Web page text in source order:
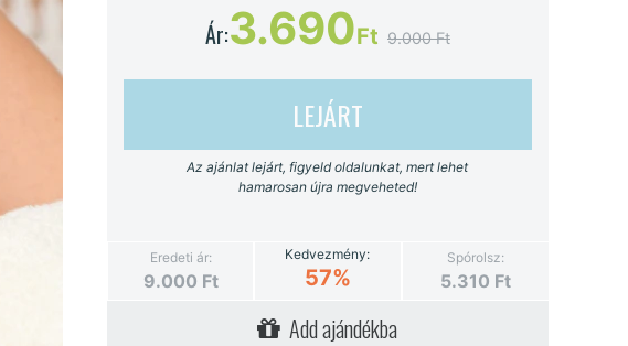
Ár:3.690Ft 9.000 Ft
LEJÁRT
Az ajánlat lejárt, figyeld oldalunkat, mert lehet
hamarosan újra megveheted!
Eredeti ár:
9.000 Ft
Kedvezmény:
57%
Spórolsz:
5.310 Ft
Add ajándékba